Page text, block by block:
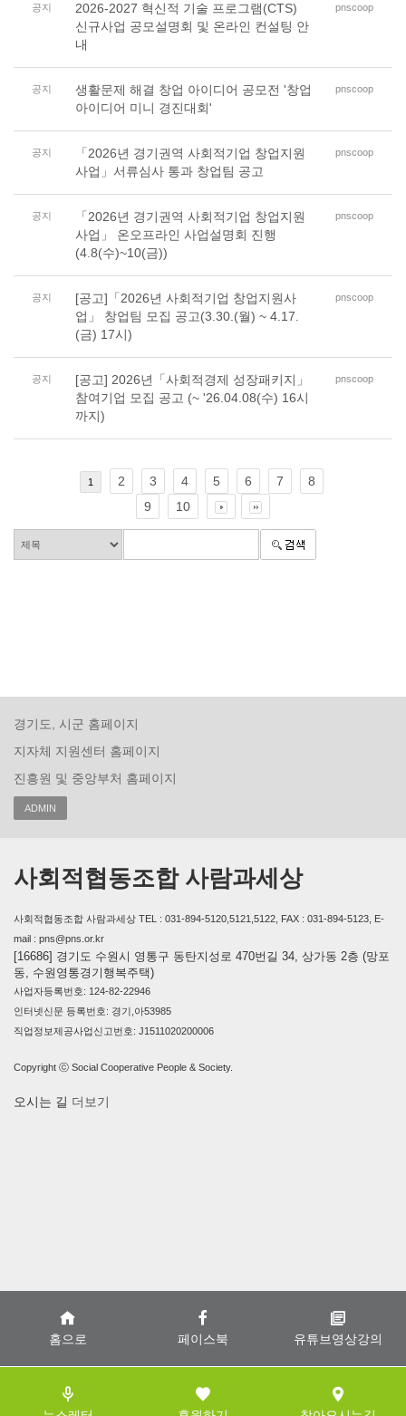
공지
2026-2027 혁신적 기술 프로그램(CTS)
신규사업 공모설명회 및 온라인 컨설팅 안
내
pnscoop
공지
생활문제 해결 창업 아이디어 공모전 '창업
아이디어 미니 경진대회'
pnscoop
공지
「2026년 경기권역 사회적기업 창업지원
사업」서류심사 통과 창업팀 공고
pnscoop
공지
「2026년 경기권역 사회적기업 창업지원
사업」 온오프라인 사업설명회 진행
(4.8(수)~10(금))
pnscoop
공지
[공고]「2026년 사회적기업 창업지원사
업」 창업팀 모집 공고(3.30.(월) ~ 4.17.
(금) 17시)
pnscoop
공지
[공고] 2026년「사회적경제 성장패키지」
참여기업 모집 공고 (~ '26.04.08(수) 16시
까지)
pnscoop
1 2 3 4 5 6 7
8
9
10
홈으로 페이스북 유튜브영상강의
경기도, 시군 홈페이지
지자체 지원센터 홈페이지
진흥원 및 중앙부처 홈페이지
ADMIN
사회적협동조합 사람과세상
사회적협동조합 사람과세상 TEL : 031-894-5120,5121,5122, FAX : 031-894-5123, E-
mail : pns@pns.or.kr
[16686] 경기도 수원시 영통구 동탄지성로 470번길 34, 상가동 2층 (망포
동, 수원영통경기행복주택)
사업자등록번호: 124-82-22946
인터넷신문 등록번호: 경기,아53985
직업정보제공사업신고번호: J1511020200006
Copyright ⓒ Social Cooperative People & Society.
오시는 길 더보기